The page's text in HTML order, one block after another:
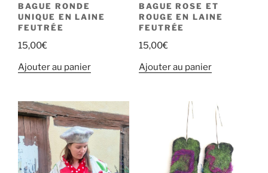
BAGUE RONDE
UNIQUE EN LAINE
FEUTRÉE
15,00€
Ajouter au panier
BAGUE ROSE ET
ROUGE EN LAINE
FEUTRÉE
15,00€
Ajouter au panier